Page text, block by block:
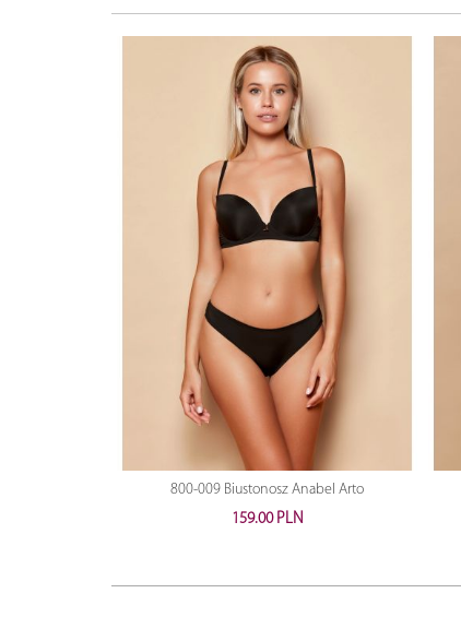
800-009 Biustonosz Anabel Arto
159.00 PLN